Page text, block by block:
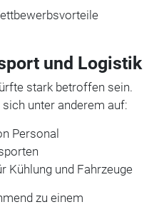
und Logistik
stark betroffen sein.
unter anderem auf:
Personal
Kühlung und Fahrzeuge
zu einem